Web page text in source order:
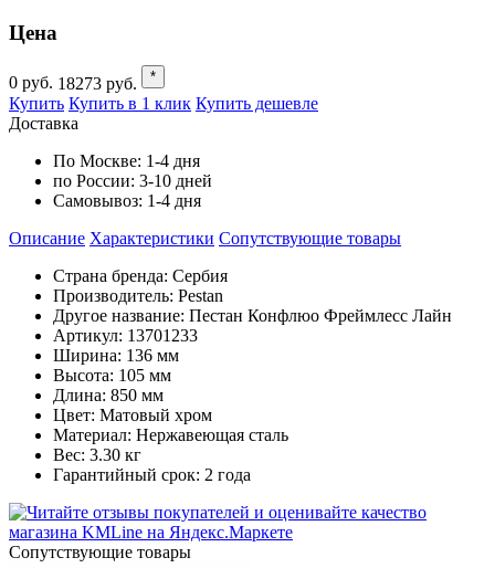
Цена
0 руб. 18273 руб. *
Купить Купить в 1 клик Купить дешевле
Доставка
По Москве: 1-4 дня
по России: 3-10 дней
Самовывоз: 1-4 дня
Описание Характеристики Cопутствующие товары
Страна бренда: Сербия
Производитель: Pestan
Другое название: Пестан Конфлюо Фреймлесс Лайн
Артикул: 13701233
Ширина: 136 мм
Высота: 105 мм
Длина: 850 мм
Цвет: Матовый хром
Материал: Нержавеющая сталь
Вес: 3.30 кг
Гарантийный срок: 2 года
Cопутствующие товары